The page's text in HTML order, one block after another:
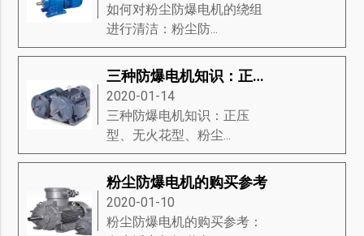
如何对粉尘防爆电机的绕组
进行清洁：粉尘防...
三种防爆电机知识：正压型、无火花型、粉尘防爆电机
2020-01-14
三种防爆电机知识：正压
型、无火花型、粉尘...
粉尘防爆电机的购买参考
2020-01-10
粉尘防爆电机的购买参考：